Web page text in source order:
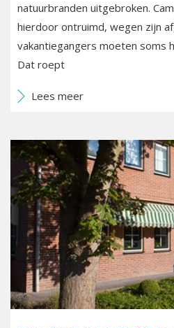
natuurbranden uitgebroken.
hierdoor ontruimd, wegen zijn
vakantiegangers moeten soms
Dat roept
Lees meer